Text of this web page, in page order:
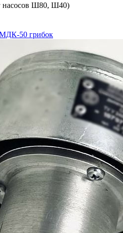
Ш80, Ш40)
50 грибок